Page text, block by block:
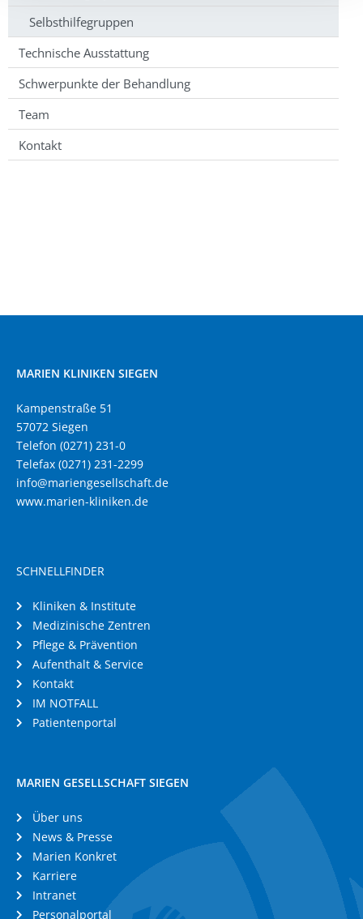
Selbsthilfegruppen
Technische Ausstattung
Schwerpunkte der Behandlung
Team
Kontakt
MARIEN KLINIKEN SIEGEN
Kampenstraße 51
57072 Siegen
Telefon (0271) 231-0
Telefax (0271) 231-2299
info@mariengesellschaft.de
www.marien-kliniken.de
SCHNELLFINDER
Kliniken & Institute
Medizinische Zentren
Pflege & Prävention
Aufenthalt & Service
Kontakt
IM NOTFALL
Patientenportal
MARIEN GESELLSCHAFT SIEGEN
Über uns
News & Presse
Marien Konkret
Karriere
Intranet
Personalportal